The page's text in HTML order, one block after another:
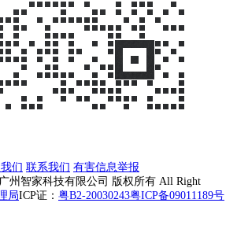
们 联系我们 有害信息举报
州智家科技有限公司 版权所有 All Right
局ICP证： 粤B2-20030243粤ICP备09011189号